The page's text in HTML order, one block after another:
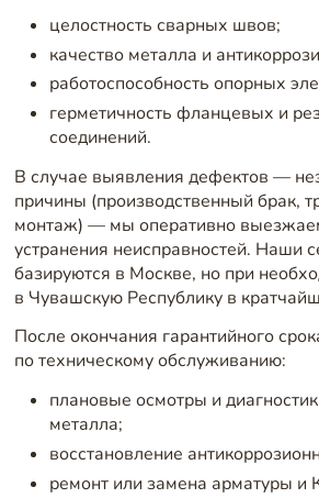
целостность сварных швов;
качество металла и
работоспособность опорных
герметичность фланцевых и
соединений.
В случае выявления дефектов —
причины (производственный брак,
монтаж) — мы оперативно
устранения неисправностей. Наши
базируются в Москве, но при
в Чувашскую Республику в
После окончания гарантийного
по техническому обслуживанию:
плановые осмотры и
металла;
восстановление
ремонт или замена арматуры и